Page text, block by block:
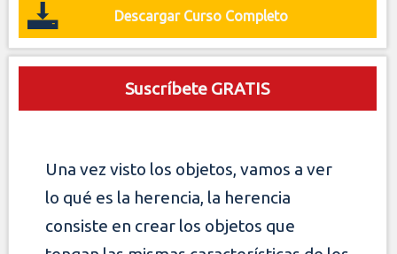
Descargar Curso Completo
Suscríbete GRATIS
Una vez visto los objetos, vamos a ver
lo qué es la herencia, la herencia
consiste en crear los objetos que